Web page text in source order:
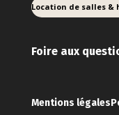
Location de salles &
Foire aux ques
Mentions légales